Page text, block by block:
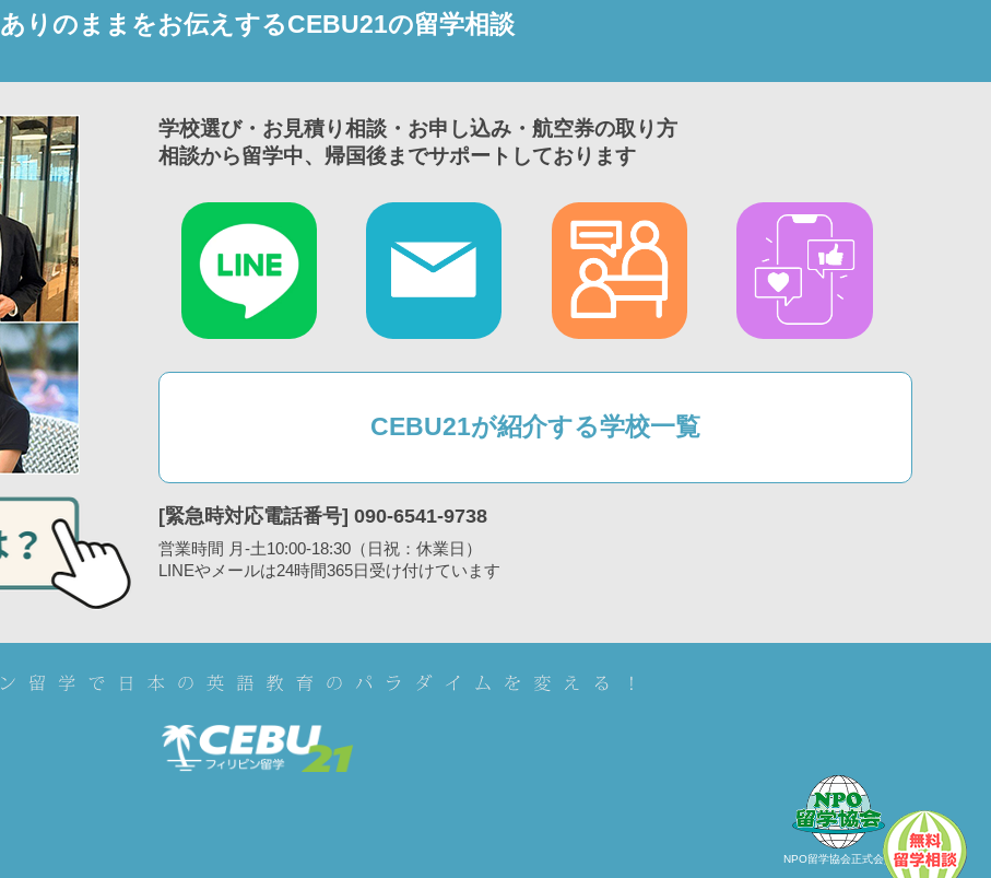
ありのままをお伝えするCEBU21の留学相談
学校選び・お見積り相談・お申し込み・航空券の取り方
相談から留学中、帰国後までサポートしております
CEBU21が紹介する学校一覧
[緊急時対応電話番号] 090-6541-9738
営業時間 月-土10:00-18:30（日祝：休業日）
LINEやメールは24時間365日受け付けています
NPO留学協会正式会員